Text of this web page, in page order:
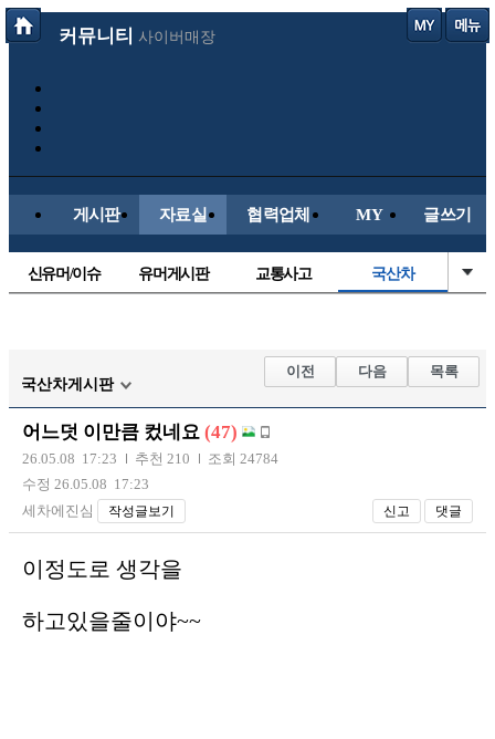
커뮤니티 사이버매장
게시판 자료실 협력업체 MY 글쓰기
신유머/이슈 유머게시판 교통사고 국산차
자유사진 군사/무기
트럭/버스
장착시공사진
국산차게시판
이전 다음 목록
어느덧 이만큼 컸네요 (47)
26.05.08 17:23 추천 210
조회 24784
수정 26.05.08 17:23
세차에진심
작성글보기 신고 댓글
이정도로 생각을
하고있을줄이야~~